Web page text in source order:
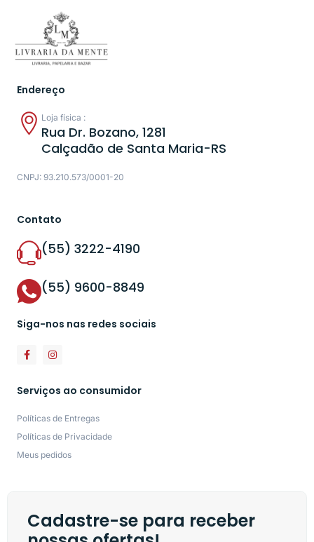
Endereço
Loja física :
Rua Dr. Bozano, 1281
Calçadão de Santa Maria-RS
CNPJ: 93.210.573/0001-20
Contato
(55) 3222-4190
(55) 9600-8849
Siga-nos nas redes sociais
Serviços ao consumidor
Políticas de Entregas
Políticas de Privacidade
Meus pedidos
Cadastre-se para receber